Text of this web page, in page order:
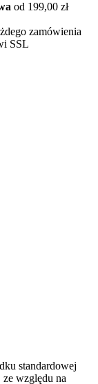
od 199,00 zł
zamówienia
SSL
standardowej
ze względu na